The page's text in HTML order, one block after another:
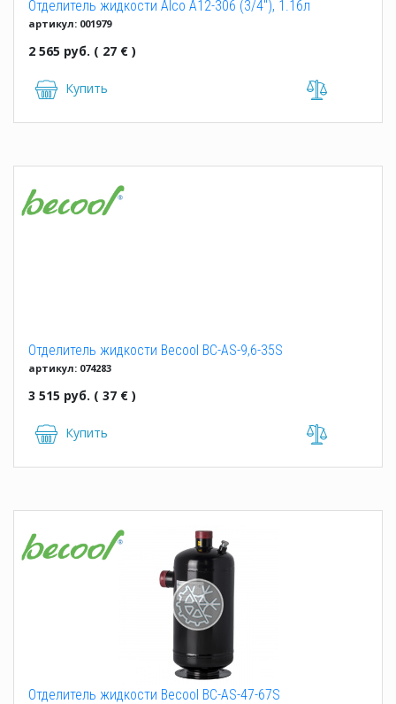
Отделитель жидкости Alco A12-306 (3/4"), 1.16л
артикул: 001979
2 565 руб. ( 27 € )
Купить
Отделитель жидкости Becool BC-AS-9,6-35S
артикул: 074283
3 515 руб. ( 37 € )
Купить
Отделитель жидкости Becool BC-AS-47-67S